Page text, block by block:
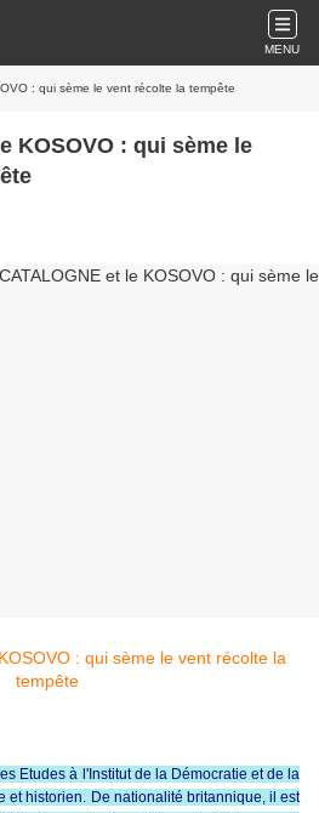
MENU
: qui sème le vent récolte la tempête
KOSOVO : qui sème le
Etudes à l'Institut de la Démocratie et de la
et historien. De nationalité britannique, il est